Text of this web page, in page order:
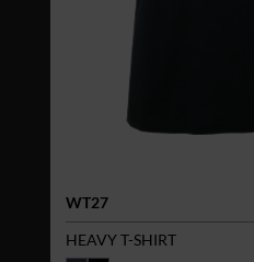
WT27
HEAVY T-SHIRT